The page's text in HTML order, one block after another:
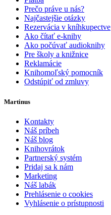
Prečo práve u nás?
Najčastejšie otázky
Rezervácia v kníhkupectve
Ako čítať e-knihy
Ako počúvať audioknihy
Pre školy a knižnice
Reklamácie
Knihomoľský pomocník
Odstúpiť od zmluvy
Martinus
Kontakty
Náš príbeh
Náš blog
Knihovrátok
Partnerský systém
Pridaj sa k nám
Marketing
Náš labák
Prehlásenie o cookies
Vyhlásenie o prístupnosti